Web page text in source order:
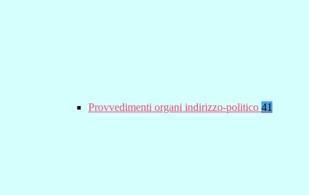
Provvedimenti organi indirizzo-politico 41